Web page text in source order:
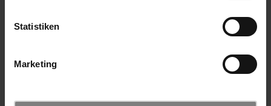
Statistiken
Marketing